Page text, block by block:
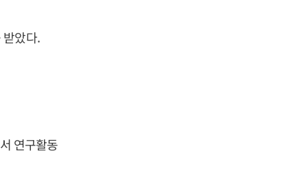
았다.
연구활동